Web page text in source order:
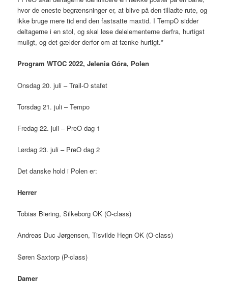
hvor de eneste begrænsninger er, at blive på den tilladte rute, og
ikke bruge mere tid end den fastsatte maxtid. I TempO sidder
deltagerne i en stol, og skal løse delelementerne derfra, hurtigst
muligt, og det gælder derfor om at tænke hurtigt.*
Program WTOC 2022, Jelenia Góra, Polen
Onsdag 20. juli – Trail-O stafet
Torsdag 21. juli – Tempo
Fredag 22. juli – PreO dag 1
Lørdag 23. juli – PreO dag 2
Det danske hold i Polen er:
Herrer
Tobias Biering, Silkeborg OK (O-class)
Andreas Duc Jørgensen, Tisvilde Hegn OK (O-class)
Søren Saxtorp (P-class)
Damer